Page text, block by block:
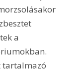
a
tartalmazó